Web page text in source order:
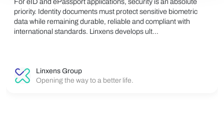
priority. Identity documents must protect sensitive biometric
data while remaining durable, reliable and compliant with
international standards. Linxens develops ult...
Linxens Group
Opening the way to a better life.